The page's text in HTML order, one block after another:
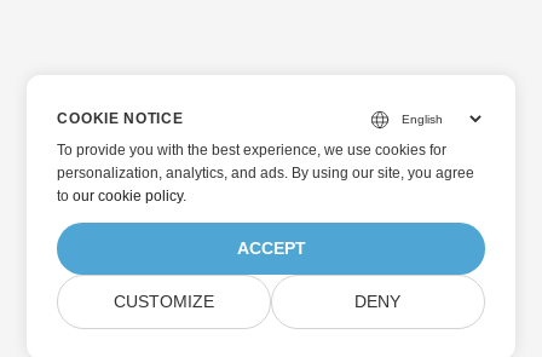
COOKIE NOTICE
To provide you with the best experience, we use cookies for
personalization, analytics, and ads. By using our site, you agree
toour cookie policy.
ACCEPT
CUSTOMIZE DENY